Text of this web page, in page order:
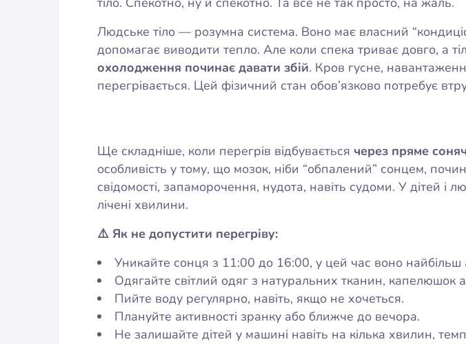
Людське тіло — розумна система. Воно має власний
допомагає виводити тепло. Але коли спека триває довго, а
охолодження починає давати збій. Кров гусне,
перегрівається. Цей фізичний стан обов’язково потребує
Ще складніше, коли перегрів відбувається через пряме
особливість у тому, що мозок, ніби “обпалений” сонцем,
свідомості, запаморочення, нудота, навіть судоми. У дітей
лічені хвилини.
⚠️ Як не допустити перегріву:
Уникайте сонця з 11:00 до 16:00, у цей час воно найбільш
Одягайте світлий одяг з натуральних тканин, капелюшок
Пийте воду регулярно, навіть, якщо не хочеться.
Плануйте активності зранку або ближче до вечора.
Не залишайте дітей у машині навіть на кілька хвилин,